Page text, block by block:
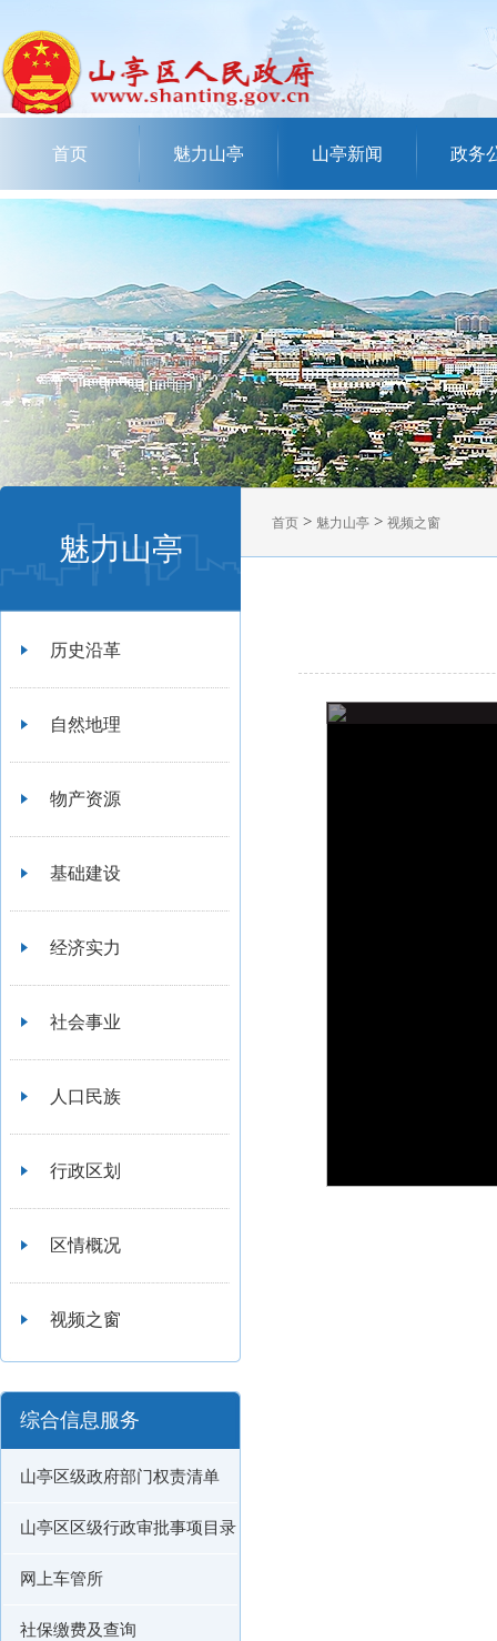
首页 魅力山亭 山亭新闻 政务
魅力山亭
历史沿革
自然地理
物产资源
基础建设
经济实力
社会事业
人口民族
行政区划
区情概况
视频之窗
综合信息服务
山亭区级政府部门权责清单
山亭区区级行政审批事项目录
网上车管所
社保缴费及查询
首页 > 魅力山亭 > 视频之窗